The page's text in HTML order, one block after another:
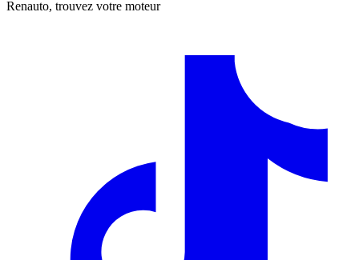
Renauto, trouvez votre moteur